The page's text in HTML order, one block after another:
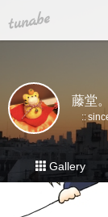
tuna.be
藤堂。
Gallery